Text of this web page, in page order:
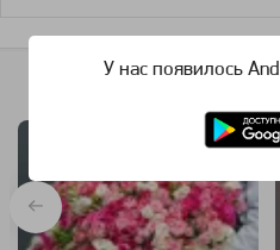
У нас появилось